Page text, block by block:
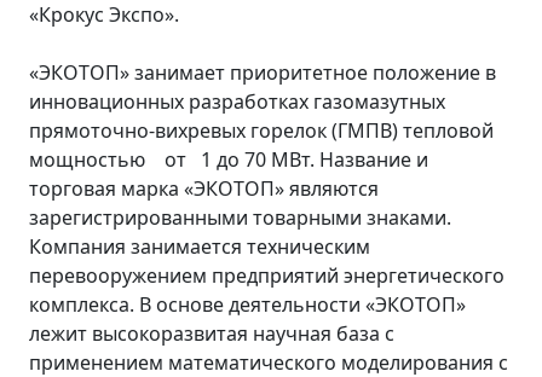
«Крокус Экспо».
«ЭКОТОП» занимает приоритетное положение в
инновационных разработках газомазутных
прямоточно-вихревых горелок (ГМПВ) тепловой
мощностью от 1 до 70 МВт. Название и
торговая марка «ЭКОТОП» являются
зарегистрированными товарными знаками.
Компания занимается техническим
перевооружением предприятий энергетического
комплекса. В основе деятельности «ЭКОТОП»
лежит высокоразвитая научная база с
применением математического моделирования с